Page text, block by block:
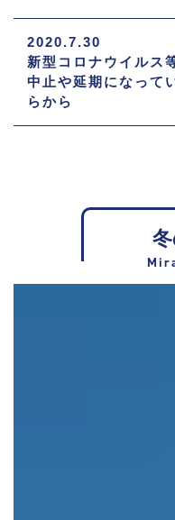
2020.7.30
新型コロナウイルス
中止や延期になって
らから